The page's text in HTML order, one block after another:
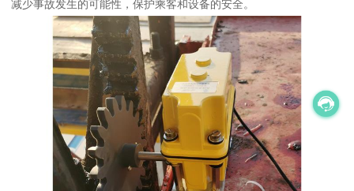
减少事故发生的可能性，保护乘客和设备的安全。